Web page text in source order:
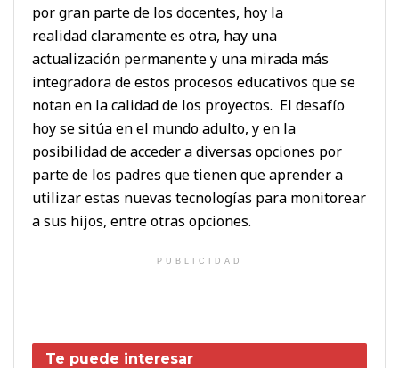
por gran parte de los docentes, hoy la
realidad claramente es otra, hay una
actualización permanente y una mirada más
integradora de estos procesos educativos que se
notan en la calidad de los proyectos. El desafío
hoy se sitúa en el mundo adulto, y en la
posibilidad de acceder a diversas opciones por
parte de los padres que tienen que aprender a
utilizar estas nuevas tecnologías para monitorear
a sus hijos, entre otras opciones.
PUBLICIDAD
Te puede interesar